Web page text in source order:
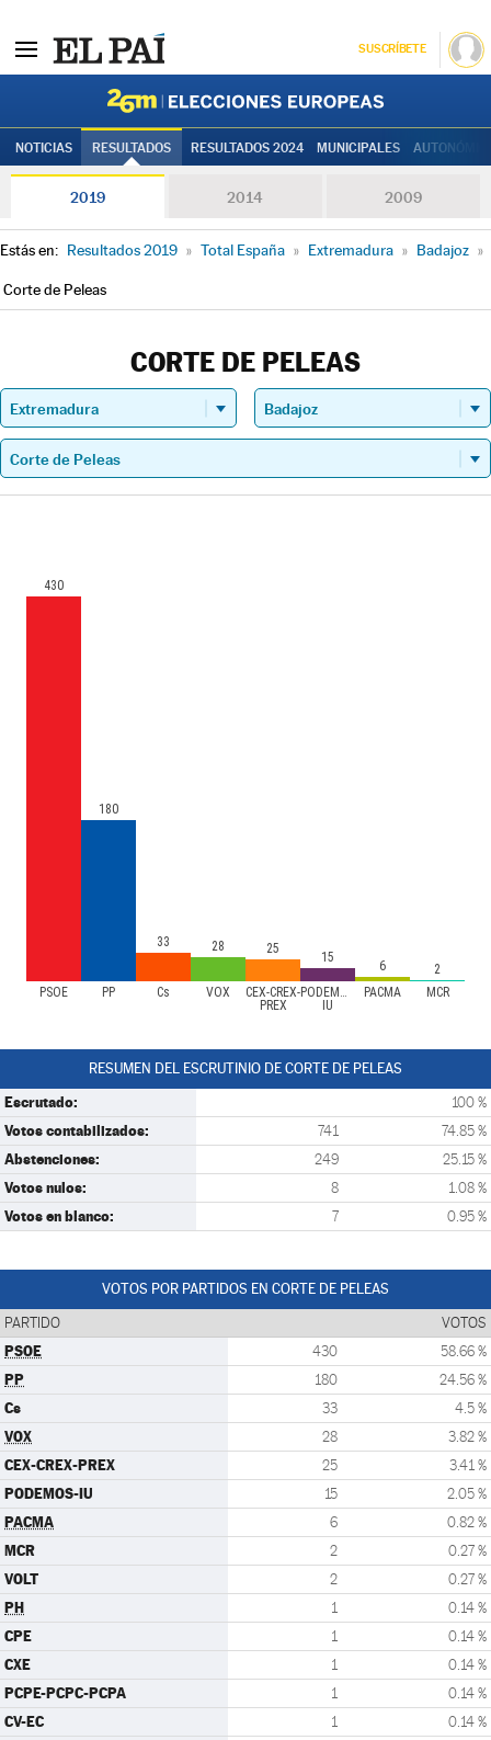
SUSCRÍBETE
NOTICIAS RESULTADOS RESULTADOS 2024 MUNICIPALES
2019 2014 2009
Estás en: Resultados 2019 » Total España » Extremadura » Badajoz »
Corte de Peleas
CORTE DE PELEAS
PSOE PP Cs VOX
CEX-CREX-
PREX
PODEMOS-
IU
PACMA MCR
430
180
33 28 25
15
6 2
RESUMEN DEL ESCRUTINIO DE CORTE DE PELEAS
Escrutado: 100 %
Votos contabilizados: 741 74.85 %
Abstenciones: 249 25.15 %
Votos nulos: 8 1.08 %
Votos en blanco: 7 0.95 %
VOTOS POR PARTIDOS EN CORTE DE PELEAS
PARTIDO VOTOS
PSOE 430 58.66 %
PP 180 24.56 %
Cs 33 4.5 %
VOX 28 3.82 %
CEX-CREX-PREX 25 3.41 %
PODEMOS-IU 15 2.05 %
PACMA 6 0.82 %
MCR 2 0.27 %
VOLT 2 0.27 %
PH 1 0.14 %
CPE 1 0.14 %
CXE 1 0.14 %
PCPE-PCPC-PCPA 1 0.14 %
CV-EC 1 0.14 %